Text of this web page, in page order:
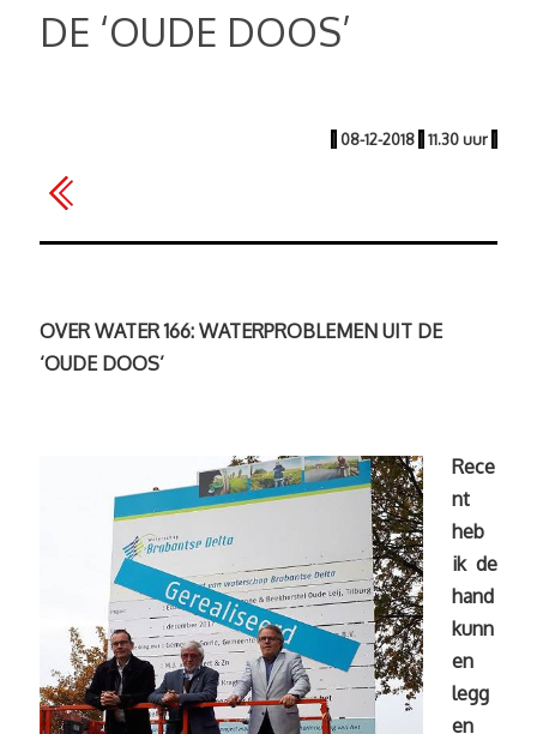
DE ‘OUDE DOOS’
| 08-12-2018 | 11.30 uur |
OVER WATER 166: WATERPROBLEMEN UIT DE
‘OUDE DOOS’
Rece
nt
heb
ik de
hand
kunn
en
legg
en